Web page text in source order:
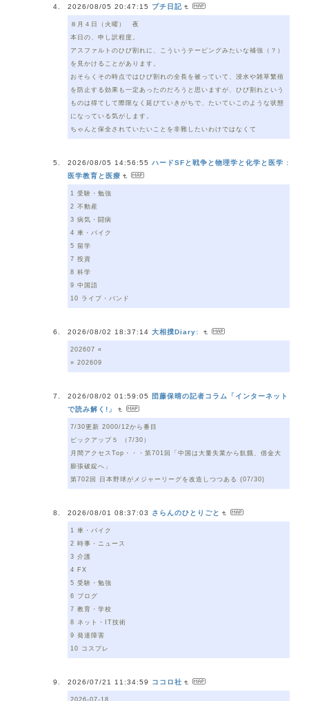
2026/08/05 20:47:15 プチ日記
８月４日（火曜） 夜
本日の、申し訳程度。
アスファルトのひび割れに、こういうテーピングみたいな補強（？）
を見かけることがあります。
おそらくその時点ではひび割れの全長を被っていて、浸水や雑草繁殖
を防止する効果も一定あったのだろうと思いますが、ひび割れという
ものは得てして際限なく延びていきがちで、たいていこのような状態
になっている気がします。
ちゃんと保全されていたいことを非難したいわけではなくて
2026/08/05 14:56:55 ハードSFと戦争と物理学と化学と医学 :
医学教育と医療
1 受験・勉強
2 不動産
3 病気・闘病
4 車・バイク
5 留学
7 投資
8 科学
9 中国語
10 ライブ・バンド
2026/08/02 18:37:14 大相撲Diary:
202607 «
» 202609
2026/08/02 01:59:05
団藤保晴の記者コラム「インターネット
で読み解く!」
7/30更新 2000/12から番目
ピックアップ５ （7/30）
月間アクセスTop・・・第701回「中国は大量失業から飢餓、借金大
膨張破綻へ」
第702回 日本野球がメジャーリーグを改造しつつある (07/30)
2026/08/01 08:37:03 さらんのひとりごと
1 車・バイク
2 時事・ニュース
3 介護
4 FX
5 受験・勉強
6 ブログ
7 教育・学校
8 ネット・IT技術
9 発達障害
10 コスプレ
2026/07/21 11:34:59 ココロ社
2026-07-18